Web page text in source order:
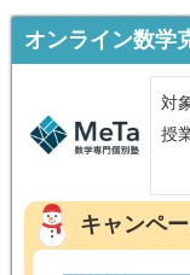
オンライン数学
対
授
キャンペ